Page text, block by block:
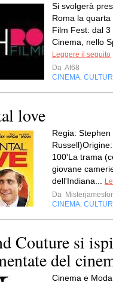
Si svolgerà
Roma la
Film Fest: dal 3
Cinema, nello
Leggere il seguito
Da Af68
CINEMA
love
Regia: Stephen
100'La trama
giovane
dell'Indiana...
Da
CINEMA
Couture si
del
Cinema e